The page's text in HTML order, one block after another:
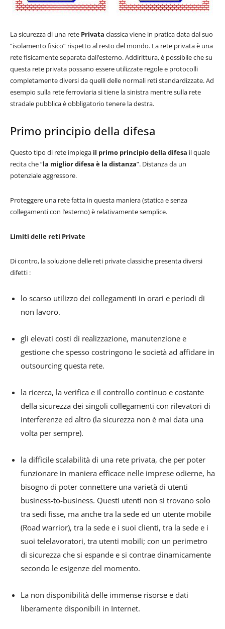
La sicurezza di una rete Privata classica viene in pratica data dal suo
“isolamento fisico” rispetto al resto del mondo. La rete privata è una
rete fisicamente separata dall’esterno. Addirittura, è possibile che su
questa rete privata possano essere utilizzate regole e protocolli
completamente diversi da quelli delle normali reti standardizzate. Ad
esempio sulla rete ferroviaria si tiene la sinistra mentre sulla rete
stradale pubblica è obbligatorio tenere la destra.
Primo principio della difesa
Questo tipo di rete impiega il primo principio della difesa il quale
recita che “la miglior difesa è la distanza”. Distanza da un
potenziale aggressore.
Proteggere una rete fatta in questa maniera (statica e senza
collegamenti con l’esterno) è relativamente semplice.
Limiti delle reti Private
Di contro, la soluzione delle reti private classiche presenta diversi
difetti :
lo scarso utilizzo dei collegamenti in orari e periodi di
non lavoro.
gli elevati costi di realizzazione, manutenzione e
gestione che spesso costringono le società ad affidare in
outsourcing questa rete.
la ricerca, la verifica e il controllo continuo e costante
della sicurezza dei singoli collegamenti con rilevatori di
interferenze ed altro (la sicurezza non è mai data una
volta per sempre).
la difficile scalabilità di una rete privata, che per poter
funzionare in maniera efficace nelle imprese odierne, ha
bisogno di poter connettere una varietà di utenti
business-to-business. Questi utenti non si trovano solo
tra sedi fisse, ma anche tra la sede ed un utente mobile
(Road warrior), tra la sede e i suoi clienti, tra la sede e i
suoi telelavoratori, tra utenti mobili; con un perimetro
di sicurezza che si espande e si contrae dinamicamente
secondo le esigenze del momento.
La non disponibilità delle immense risorse e dati
liberamente disponibili in Internet.